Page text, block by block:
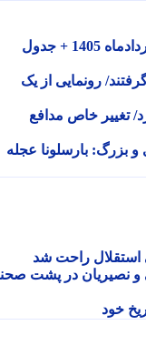
رونمایی از یک
خاص مدافع
بارسلونا عجله
راحت شد
در پشت صحنه
خود